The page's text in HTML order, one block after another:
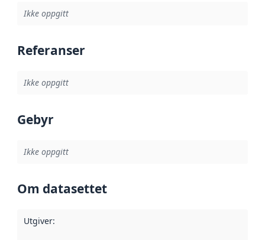
Ikke oppgitt
Referanser
Ikke oppgitt
Gebyr
Ikke oppgitt
Om datasettet
Utgiver: